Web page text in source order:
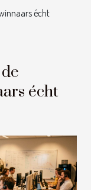
écht
écht